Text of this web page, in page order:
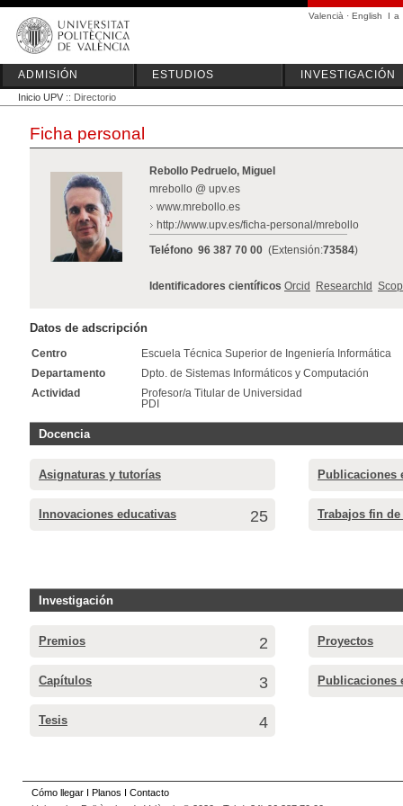
Valencià · English I a
ADMISIÓN ESTUDIOS INVESTIGACIÓN
Inicio UPV :: Directorio
Ficha personal
Rebollo Pedruelo, Miguel
mrebollo @ upv.es
www.mrebollo.es
http://www.upv.es/ficha-personal/mrebollo
Teléfono 96 387 70 00 (Extensión:73584)
Identificadores científicos Orcid ResearchId
Datos de adscripción
Centro
Escuela Técnica Superior de Ingeniería Informática
Departamento
Dpto. de Sistemas Informáticos y Computación
Actividad
Profesor/a Titular de Universidad
PDI
Docencia
Asignaturas y tutorías Publicaciones
Innovaciones educativas 25 Trabajos fin
Investigación
Premios 2 Proyectos
Capítulos 3 Publicaciones
Tesis 4
Cómo llegar I Planos I Contacto